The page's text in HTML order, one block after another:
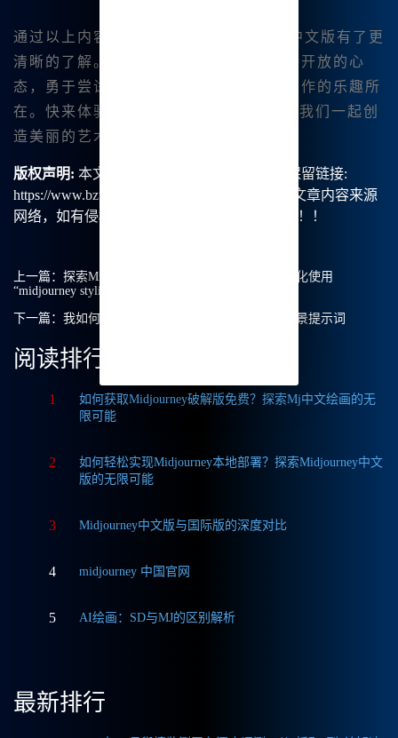
通过以上内容，我希望你对Midjourney中文版有了更
清晰的了解。在实际的创作过程中，保持开放的心
态，勇于尝试，不断探索，这才是艺术创作的乐趣所
在。快来体验Midjourney中文版吧，让我们一起创
造美丽的艺术作品！
版权声明: 本文由【B族智能】原创，转载请保留链接:
https://www.bzu.cn/news/show/9212.html，部分文章内容来源
网络，如有侵权请联系我们删除处理。谢谢！！！
上一篇： 探索Midjourney中文绘画的奥秘：如何最大化使用
“midjourney stylize”功能？
下一篇： 我如何在Midjourney体验版中找到最佳的场景提示词
阅读排行
1
如何获取Midjourney破解版免费？探索Mj中文绘画的无
限可能
2
如何轻松实现Midjourney本地部署？探索Midjourney中文
版的无限可能
3 Midjourney中文版与国际版的深度对比
4 midjourney 中国官网
5 AI绘画：SD与MJ的区别解析
最新排行